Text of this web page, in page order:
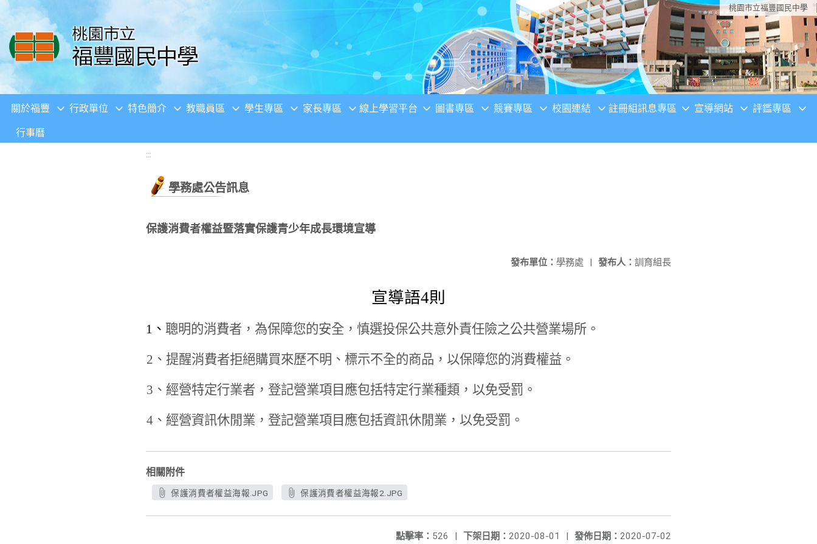
移至網頁之主要內容區位置 桃園市立福豐國民中學
關於福豐 行政單位 特色簡介 教職員區 學生專區 家長專區 線上學習平台 圖書專區 競賽專區 校園連結 註冊組訊息專區 宣導網站 評鑑專區
行事曆
:::
學務處公告訊息
保護消費者權益暨落實保護青少年成長環境宣導
發布人： 訓育組長
發布單位： 學務處 |
宣導語4則
1 、 聰明的消費者，為保障您的安全，慎選投保公共意外責任險之公共營業場所。
2 、提醒消費者拒絕購買來歷不明、標示不全的商品，以保障您的消費權益。
3 、經營特定行業者，登記營業項目應包括特定行業種類，以免受罰。
4 、經營資訊休閒業，登記營業項目應包括資訊休閒業，以免受罰。
相關附件
保護消費者權益海報.JPG 保護消費者權益海報2.JPG
發佈日期： 2020-07-02
下架日期： 2020-08-01 |
點擊率： 526 |